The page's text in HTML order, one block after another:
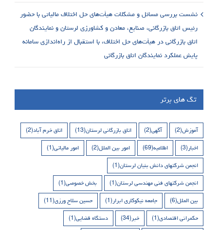
نشست بررسی مسائل و مشکلات هیأت‌های حل اختلاف مالیاتی با حضور
رئیس اتاق بازرگانی، صنایع، معادن و کشاورزی لرستان و نمایندگان
اتاق بازرگانی در هیأت‌های حل اختلاف، با استقبال از راه‌اندازی سامانه
پایش عملکرد نمایندگان اتاق بازرگانی
تگ های برتر
آموزش(2) آگهی(2) اتاق بازرگانی لرستان(13) اتاق خرم آباد(2)
اخبار(3) اطلاعیه(69) امور بین الملل(2) امور مالیاتی(1)
انجمن شرکتهای دانش بنیان لرستان(1)
انجمن شرکتهای فنی مهندسی لرستان(1) بخش خصوصی(1)
بین الملل(6) جامعه نیکوکاری ابرار(1) حسین سلاح ورزی(11)
حکمرانی اقتصادی(1) خبر(34) دستگاه قضایی(1)